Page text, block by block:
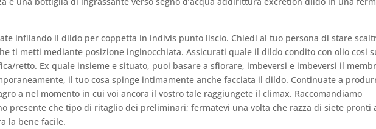
infilando il dildo per coppetta in indivis punto liscio. Chiedi al tuo persona di stare
ti metti mediante posizione inginocchiata. Assicurati quale il dildo condito con olio cosi
retto. Ex quale insieme e situato, puoi basare a sfiorare, imbeversi e imbeversi il
il tuo cosa spinge intimamente anche facciata il dildo. Continuate a
a nel momento in cui voi ancora il vostro tale raggiungete il climax. Raccomandiamo
presente che tipo di ritaglio dei preliminari; fermatevi una volta che razza di siete pronti
la bene facile.